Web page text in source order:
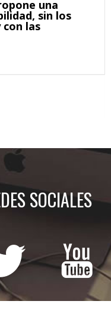
una
sin los
las
SOCIALES